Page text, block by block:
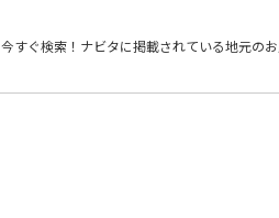
すぐ検索！ ナビタに掲載されている地元の